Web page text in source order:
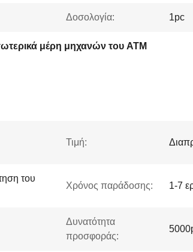
Δοσολογία: 1pc
μέρη μηχανών του ATM
Τιμή:
του
Χρόνος παράδοσης: 1-7
Δυνατότητα
προσφοράς: